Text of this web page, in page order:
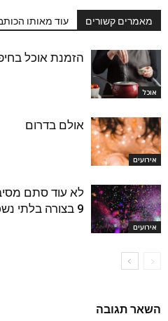
מאמרים קשורים עוד מאותו
אוכל
הזמנת אוכל
אירועים
אולם בדרום
אירועים
9 בצורה בלתי נשכחת
השאר תגובה